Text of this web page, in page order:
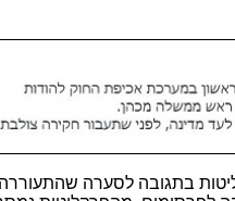
בתגובה לסערה שהתעוררה